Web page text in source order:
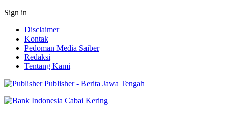
Sign in
Disclaimer
Kontak
Pedoman Media Saiber
Redaksi
Tentang Kami
Publisher - Berita Jawa Tengah